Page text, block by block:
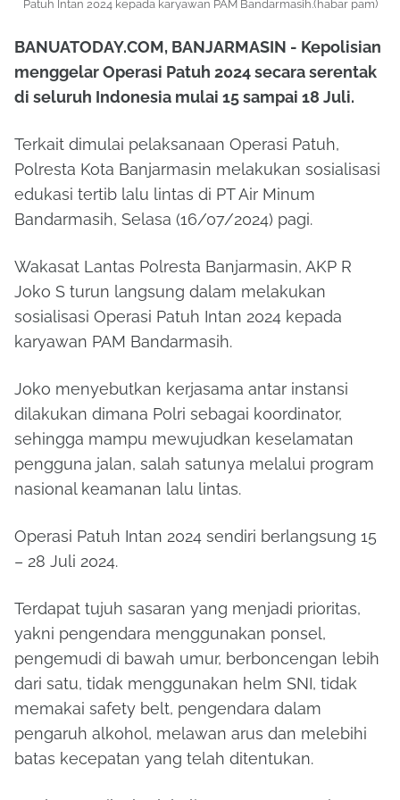
Patuh Intan 2024 kepada karyawan PAM Bandarmasih.(habar pam)
BANUATODAY.COM, BANJARMASIN - Kepolisian
menggelar Operasi Patuh 2024 secara serentak
di seluruh Indonesia mulai 15 sampai 18 Juli.
Terkait dimulai pelaksanaan Operasi Patuh,
Polresta Kota Banjarmasin melakukan sosialisasi
edukasi tertib lalu lintas di PT Air Minum
Bandarmasih, Selasa (16/07/2024) pagi.
Wakasat Lantas Polresta Banjarmasin, AKP R
Joko S turun langsung dalam melakukan
sosialisasi Operasi Patuh Intan 2024 kepada
karyawan PAM Bandarmasih.
Joko menyebutkan kerjasama antar instansi
dilakukan dimana Polri sebagai koordinator,
sehingga mampu mewujudkan keselamatan
pengguna jalan, salah satunya melalui program
nasional keamanan lalu lintas.
Operasi Patuh Intan 2024 sendiri berlangsung 15
– 28 Juli 2024.
Terdapat tujuh sasaran yang menjadi prioritas,
yakni pengendara menggunakan ponsel,
pengemudi di bawah umur, berboncengan lebih
dari satu, tidak menggunakan helm SNI, tidak
memakai safety belt, pengendara dalam
pengaruh alkohol, melawan arus dan melebihi
batas kecepatan yang telah ditentukan.